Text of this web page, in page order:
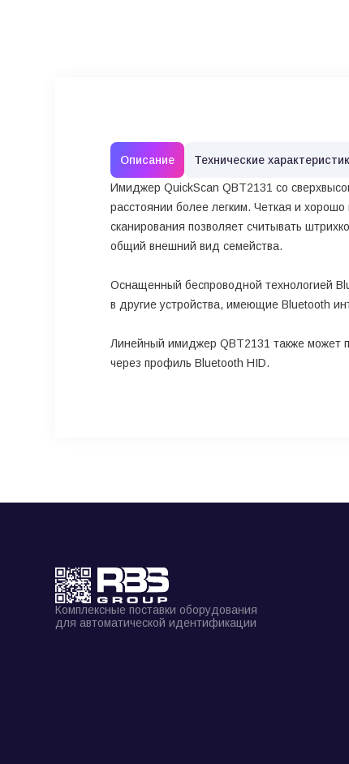
Описание Технические
Имиджер QuickScan QBT2131 со
расстоянии более легким. Четкая и
сканирования позволяет считывать
общий внешний вид семейства.
Оснащенный беспроводной технологией
в другие устройства, имеющие Bluetooth
Линейный имиджер QBT2131 также может
через профиль Bluetooth HID.
Комплексные поставки оборудования
для автоматической идентификации